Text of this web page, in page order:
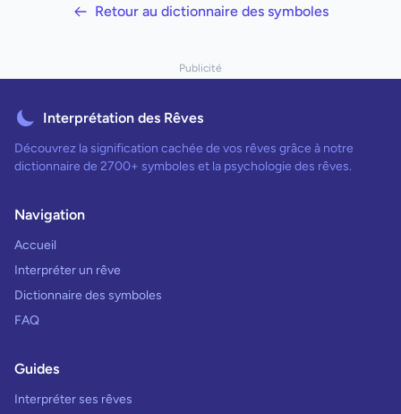
Retour au dictionnaire des symboles
Publicité
Interprétation des Rêves
Découvrez la signification cachée de vos rêves grâce à notre
dictionnaire de 2700+ symboles et la psychologie des rêves.
Navigation
Accueil
Interpréter un rêve
Dictionnaire des symboles
FAQ
Guides
Interpréter ses rêves